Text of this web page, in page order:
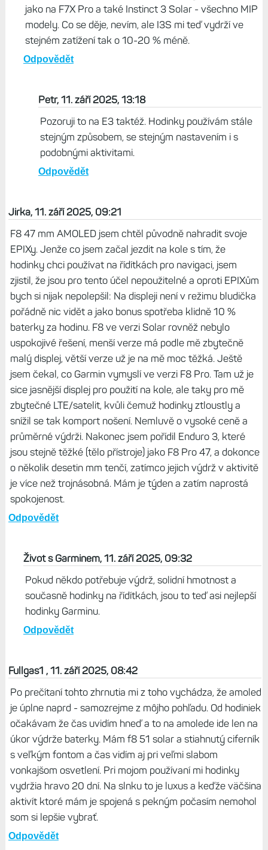
Život s Garminem, 11. září 2025, 10:27
Mám to samé - na E3 mi klesl odhad výdrže, stejně
jako na F7X Pro a také Instinct 3 Solar - všechno MIP
modely. Co se děje, nevím, ale I3S mi teď vydrží ve
Odpovědět
Petr, 11. září 2025, 13:18
Pozoruji to na E3 taktéž. Hodinky používám stále
stejným způsobem, se stejným nastavením i s
podobnými aktivitami.
Odpovědět
Jirka, 11. září 2025, 09:21
F8 47 mm AMOLED jsem chtěl původně nahradit svoje
EPIXy. Jenže co jsem začal jezdit na kole s tím, že
hodinky chci používat na řídítkách pro navigaci, jsem
zjistil, že jsou pro tento účel nepoužitelné a oproti EPIXům
bych si nijak nepolepšil: Na displeji není v režimu bludička
pořádně nic vidět a jako bonus spotřeba klidně 10 %
baterky za hodinu. F8 ve verzi Solar rovněž nebylo
uspokojivé řešení, menší verze má podle mě zbytečně
malý displej, větší verze už je na mě moc těžká. Ještě
jsem čekal, co Garmin vymyslí ve verzi F8 Pro. Tam už je
zbytečné LTE/satelit, kvůli čemuž hodinky ztloustly a
průměrné výdrži. Nakonec jsem pořídil Enduro 3, které
jsou stejně těžké (tělo přístroje) jako F8 Pro 47, a dokonce
o několik desetin mm tenčí, zatímco jejich výdrž v aktivitě
je více než trojnásobná. Mám je týden a zatím naprostá
Odpovědět
Život s Garminem, 11. září 2025, 09:32
Pokud někdo potřebuje výdrž, solidní hmotnost a
současně hodinky na řídítkách, jsou to teď asi nejlepší
hodinky Garminu.
Odpovědět
Fullgas1 , 11. září 2025, 08:42
Po prečítaní tohto zhrnutia mi z toho vychádza, že amoled